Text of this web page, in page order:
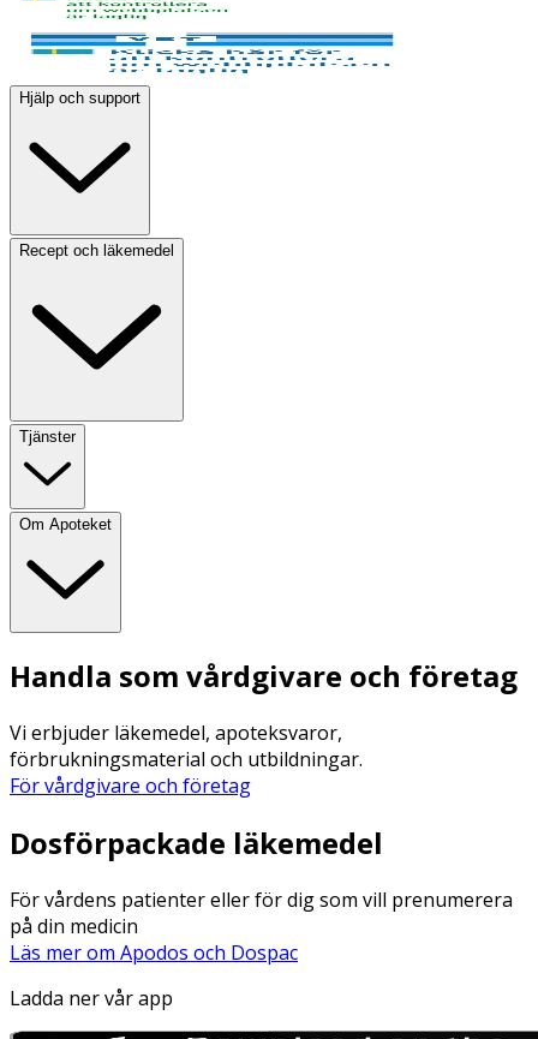
Hjälp och support
Recept och läkemedel
Tjänster
Om Apoteket
Handla som vårdgivare och företag
Vi erbjuder läkemedel, apoteksvaror,
förbrukningsmaterial och utbildningar.
För vårdgivare och företag
Dosförpackade läkemedel
För vårdens patienter eller för dig som vill prenumerera
på din medicin
Läs mer om Apodos och Dospac
Ladda ner vår app